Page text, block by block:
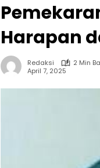
Harapan
Redaksi
2 Min
April 7, 2025